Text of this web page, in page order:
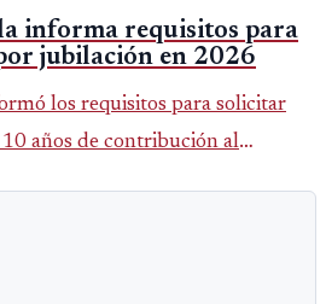
informa requisitos para
jubilación en 2026
los requisitos para solicitar
años de contribución al